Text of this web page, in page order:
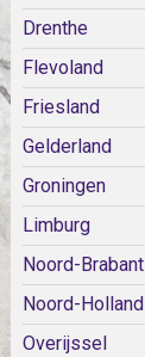
Drenthe
Flevoland
Friesland
Gelderland
Groningen
Limburg
Noord-Brabant
Noord-Holland
Overijssel